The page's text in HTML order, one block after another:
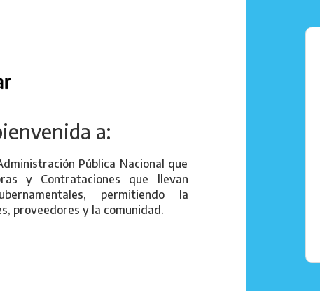
a:
Pública Nacional que
y Contrataciones que llevan
permitiendo la
proveedores y la comunidad.